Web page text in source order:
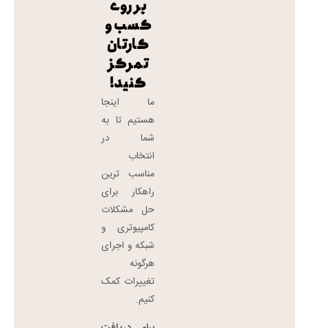
بر روی
کسب و
کارتان
تمرکز
کنید!
ما اینجا
هستیم تا به
شما در
انتخاب
مناسب ترین
راهکار برای
حل مشکلات
کامپیوتری و
شبکه و اجرای
هرگونه
تغییرات کمک
کنیم.